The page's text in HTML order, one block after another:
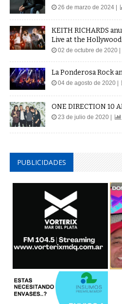
26 de marzo de 2024 |
KEITH RICHARDS
Live at the
02 de octubre de 2020 |
La Ponderosa Rock
04 de agosto de 2020 |
ONE DIRECTION 10
23 de julio de 2020 |
PUBLICIDADES